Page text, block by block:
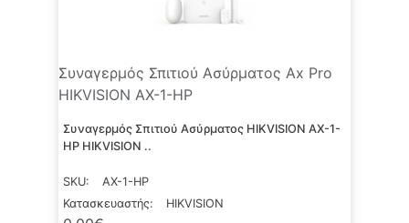
Συναγερμός Σπιτιού Ασύρματος Ax Pro
HIKVISION AX-1-HP
Συναγερμός Σπιτιού Ασύρματος HIKVISION AX-1-
HP HIKVISION ..
SKU:
AX-1-HP
Κατασκευαστής:
HIKVISION